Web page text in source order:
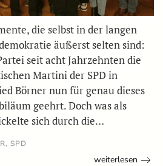
die selbst in der langen
äußerst selten sind:
seit acht Jahrzehnten die
Martini der SPD in
Börner nun für genau dieses
geehrt. Doch was als
sich durch die…
SPD
weiterlesen